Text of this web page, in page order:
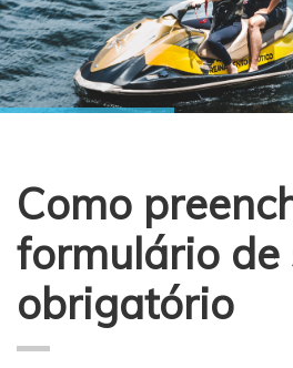
Como
formulário de
obrigatório